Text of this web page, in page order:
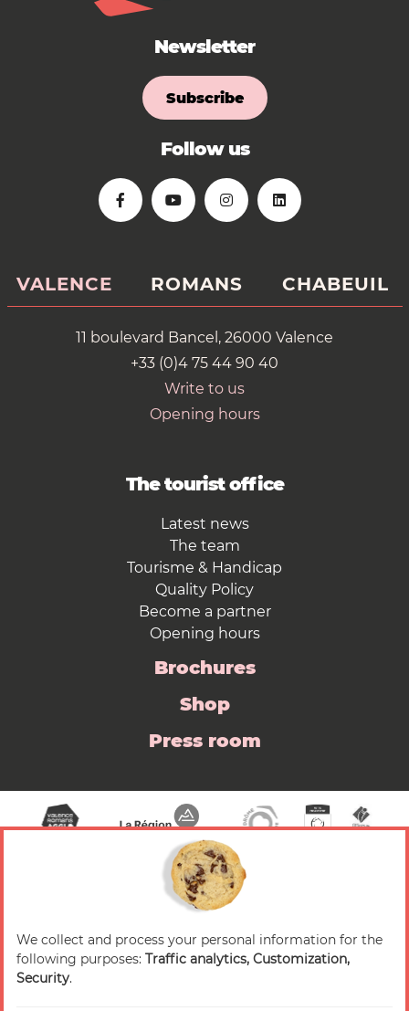
Newsletter
Subscribe
Follow us
VALENCE ROMANS CHABEUIL
11 boulevard Bancel, 26000 Valence
+33 (0)4 75 44 90 40
Write to us
Opening hours
The tourist office
Latest news
The team
Tourisme & Handicap
Quality Policy
Become a partner
Opening hours
Brochures
Shop
Press room
© 2026 Valence Romans Tourisme — All rights
reserved
We collect and process your personal information for the
following purposes: Traffic analytics, Customization,
Security.